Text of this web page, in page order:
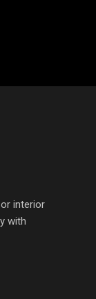
interior
with